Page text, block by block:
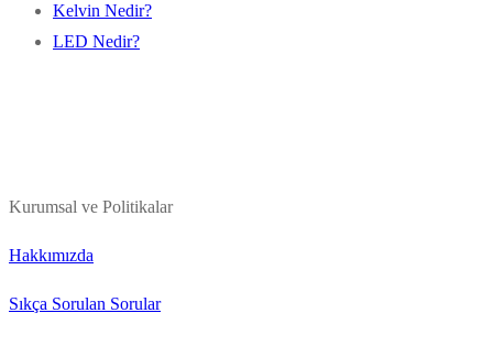
Kelvin Nedir?
LED Nedir?
Kurumsal ve Politikalar
Hakkımızda
Sıkça Sorulan Sorular